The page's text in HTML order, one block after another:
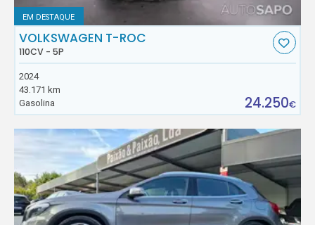
EM DESTAQUE
VOLKSWAGEN T-ROC
110CV - 5P
2024
43.171 km
Gasolina
24.250€